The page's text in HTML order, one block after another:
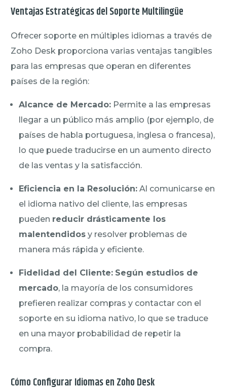
Ventajas Estratégicas del Soporte Multilingüe
Ofrecer soporte en múltiples idiomas a través de
Zoho Desk proporciona varias ventajas tangibles
para las empresas que operan en diferentes
países de la región:
Alcance de Mercado: Permite a las empresas
llegar a un público más amplio (por ejemplo, de
países de habla portuguesa, inglesa o francesa),
lo que puede traducirse en un aumento directo
de las ventas y la satisfacción.
Eficiencia en la Resolución: Al comunicarse en
el idioma nativo del cliente, las empresas
pueden reducir drásticamente los
malentendidos y resolver problemas de
manera más rápida y eficiente.
Fidelidad del Cliente: Según estudios de
mercado, la mayoría de los consumidores
prefieren realizar compras y contactar con el
soporte en su idioma nativo, lo que se traduce
en una mayor probabilidad de repetir la
compra.
Cómo Configurar Idiomas en Zoho Desk